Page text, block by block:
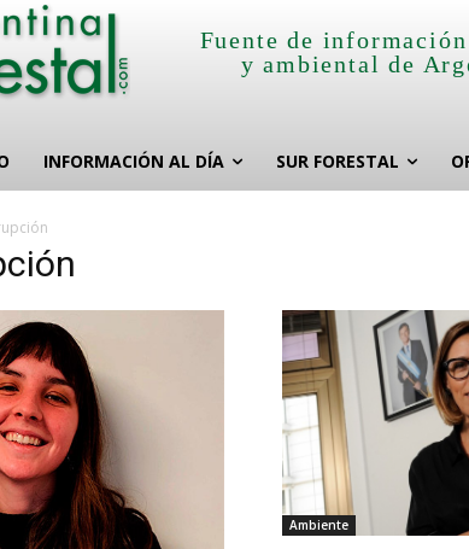
Fuente de
y ambiental de
INFORMACIÓN AL DÍA SUR FORESTAL
Ambiente